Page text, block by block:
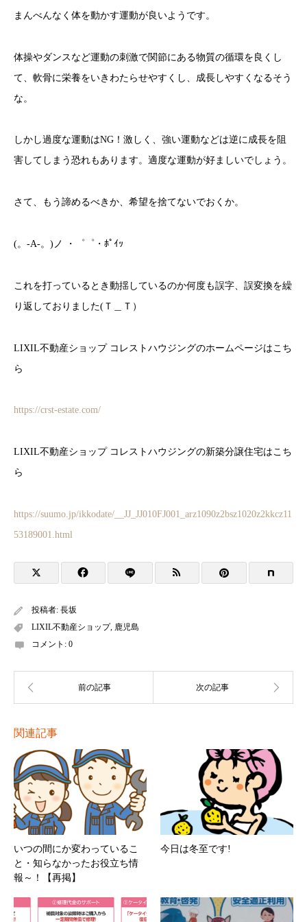
まんべんなく体を動かす運動が良いようです。
体操やダンスなど運動の刺激で関節にある物質の循環を良くし
て、軟骨に栄養をいきわたらせやすくし、成長しやすくなるそう
な。
しかし過度な運動はNG！激しく、強い運動などは逆に成長を阻
害してしまう恐れもあります。適度な運動が好ましいでしょう。
さて、もう諦めるべきか、希望を捨てないでおくか。
(。-A-。)ノ ・゜゜・ﾎﾟｲｯ
これを打っているとき動揺しているのか何度も誤字、誤変換を繰
り返しておりました(Ｔ＿Ｔ）
LIXIL不動産ショップ コレストハウジングのホームページはこち
ら
https://crst-estate.com/
LIXIL不動産ショップ コレストハウジングの新築分譲住宅はこち
ら
https://suumo.jp/ikkodate/__JJ_JJ010FJ001_arz1090z2bsz1020z2kkcz11
53189001.html
投稿者: 長坂
LIXIL不動産ショップ, 鹿児島
コメント: 0
関連記事
いつの間にか変わっているこ
と・知らなかったお役立ち情
報～！【再掲】
今日は冬至です!